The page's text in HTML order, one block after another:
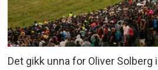
Det gikk unna for Oliver Solberg